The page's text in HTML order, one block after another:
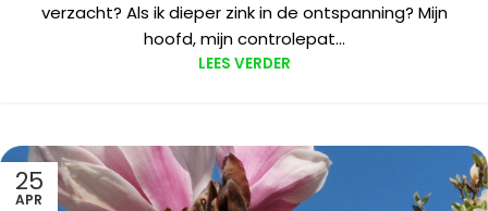
verzacht? Als ik dieper zink in de ontspanning? Mijn
hoofd, mijn controlepat...
LEES VERDER
25
APR